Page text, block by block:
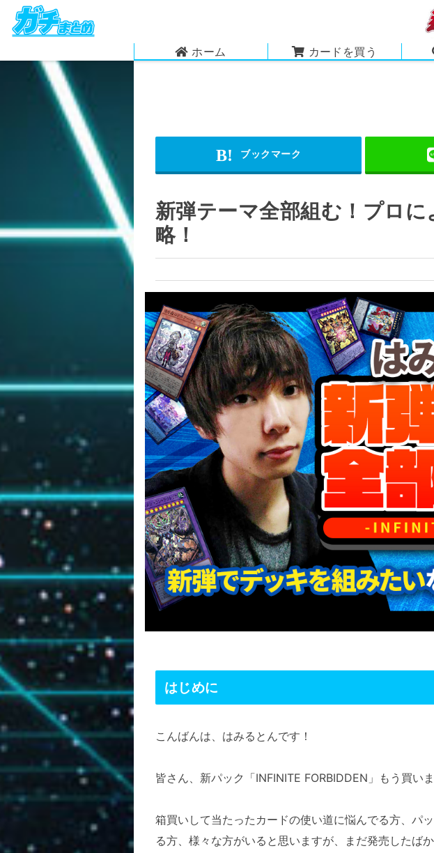
ホーム カードを買う
新弾テーマ全部組む！プロ
略！
はじめに
こんばんは、はみるとんです！
皆さん、新パック「INFINITE FORBIDDEN」もう買い
箱買いして当たったカードの使い道に悩んでる方、パ
る方、様々な方がいると思いますが、まだ発売したば